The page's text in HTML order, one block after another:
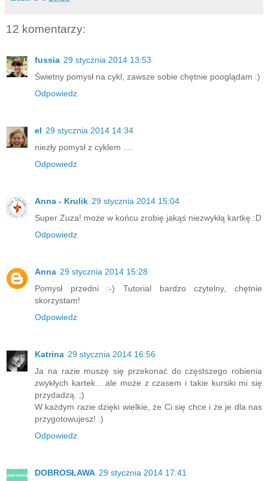
12 komentarzy:
fussia 29 stycznia 2014 13:53
Świetny pomysł na cykl, zawsze sobie chętnie pooglądam :)
Odpowiedz
el 29 stycznia 2014 14:34
niezły pomysł z cyklem ....
Odpowiedz
Anna - Krulik 29 stycznia 2014 15:04
Super Zuza! może w końcu zrobię jakąś niezwykłą kartkę :D
Odpowiedz
Anna 29 stycznia 2014 15:28
Pomysł przedni :-) Tutorial bardzo czytelny, chętnie
skorzystam!
Odpowiedz
Katrina 29 stycznia 2014 16:56
Ja na razie muszę się przekonać do częstszego robienia
zwykłych kartek... ale może z czasem i takie kursiki mi się
przydadzą. ;)
W każdym razie dzięki wielkie, że Ci się chce i że je dla nas
przygotowujesz! :)
Odpowiedz
DOBROSŁAWA 29 stycznia 2014 17:41